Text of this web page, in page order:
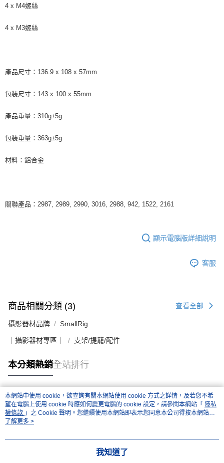
4 x M4螺絲
4 x M3螺絲
產品尺寸：136.9 x 108 x 57mm
包裝尺寸：143 x 100 x 55mm
產品重量：310g±5g
包裝重量：363g±5g
材料：鋁合金
關聯產品：2987, 2989, 2990, 3016, 2988, 942, 1522, 2161
顯示電腦版詳細說明
客服
商品相關分類 (3) 查看全部
攝影器材品牌 SmallRig
｜攝影器材專區｜ 支架/提籠/配件
本分類熱銷全站排行
熱門標籤
本網站中使用 cookie，欲查詢有關本網站使用 cookie 方式之詳情，及若您不希
望在電腦上使用 cookie 時應如何變更電腦的 cookie 設定，請參閱本網站「 隱私
權條款 」之 Cookie 聲明。您繼續使用本網站即表示您同意本公司得按本網站使
用條款之 Cookie 聲明使用 cookie。
了解更多 >
我知道了